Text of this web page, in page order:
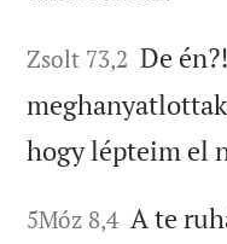
Zsolt 73,2 De
hogy lépteim el
5Móz 8,4 A te